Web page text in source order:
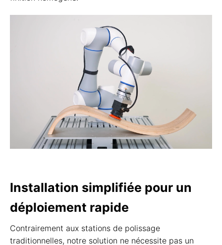
Installation simplifiée pour un
déploiement rapide
Contrairement aux stations de polissage
traditionnelles, notre solution ne nécessite pas un